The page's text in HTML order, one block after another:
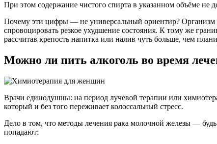
При этом содержание чистого спирта в указанном объёме не
Почему эти цифры — не универсальный ориентир? Организм
спровоцировать резкое ухудшение состояния. К тому же
рассчитав крепость напитка или налив чуть больше, чем
Можно ли пить алкоголь во время
Врачи единодушны: на период лучевой терапии или
который и без того переживает колоссальный стресс.
Дело в том, что методы лечения рака молочной железы —
попадают: